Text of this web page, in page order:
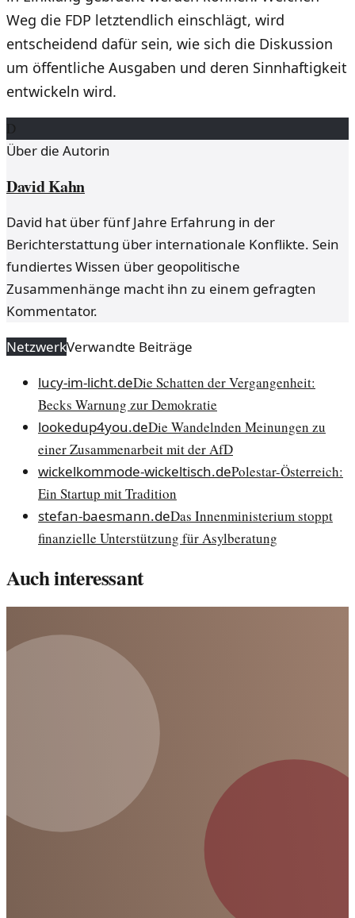
Weg die FDP letztendlich einschlägt, wird
entscheidend dafür sein, wie sich die Diskussion
um öffentliche Ausgaben und deren Sinnhaftigkeit
entwickeln wird.
D
Über die Autorin
David Kahn
David hat über fünf Jahre Erfahrung in der
Berichterstattung über internationale Konflikte. Sein
fundiertes Wissen über geopolitische
Zusammenhänge macht ihn zu einem gefragten
Kommentator.
NetzwerkVerwandte Beiträge
lucy-im-licht.deDie Schatten der Vergangenheit:
Becks Warnung zur Demokratie
lookedup4you.deDie Wandelnden Meinungen zu
einer Zusammenarbeit mit der AfD
wickelkommode-wickeltisch.dePolestar-Österreich:
Ein Startup mit Tradition
stefan-baesmann.deDas Innenministerium stoppt
finanzielle Unterstützung für Asylberatung
Auch interessant